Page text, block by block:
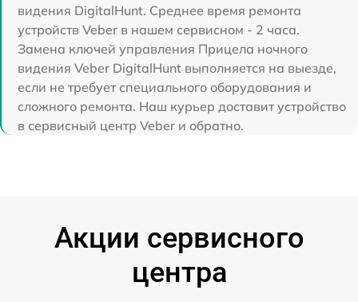
видения DigitalHunt. Среднее время ремонта
устройств Veber в нашем сервисном - 2 часа.
Замена ключей управления Прицела ночного
видения Veber DigitalHunt выполняется на выезде,
если не требует специального оборудования и
сложного ремонта. Наш курьер доставит устройство
в сервисный центр Veber и обратно.
Акции сервисного
центра